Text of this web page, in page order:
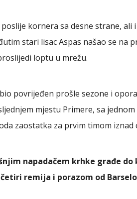
kornera sa desne strane, ali i
stari lisac Aspas našao se na
loptu u mrežu.
povrijeđen prošle sezone i
mjestu Primere, sa jednom
zaostatka za prvim timom iznad
napadačem krhke građe do
remija i porazom od